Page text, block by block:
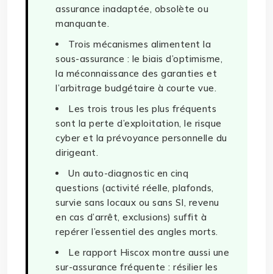
assurance inadaptée, obsolète ou
manquante.
Trois mécanismes alimentent la
sous-assurance : le biais d’optimisme,
la méconnaissance des garanties et
l’arbitrage budgétaire à courte vue.
Les trois trous les plus fréquents
sont la perte d’exploitation, le risque
cyber et la prévoyance personnelle du
dirigeant.
Un auto-diagnostic en cinq
questions (activité réelle, plafonds,
survie sans locaux ou sans SI, revenu
en cas d’arrêt, exclusions) suffit à
repérer l’essentiel des angles morts.
Le rapport Hiscox montre aussi une
sur-assurance fréquente : résilier les